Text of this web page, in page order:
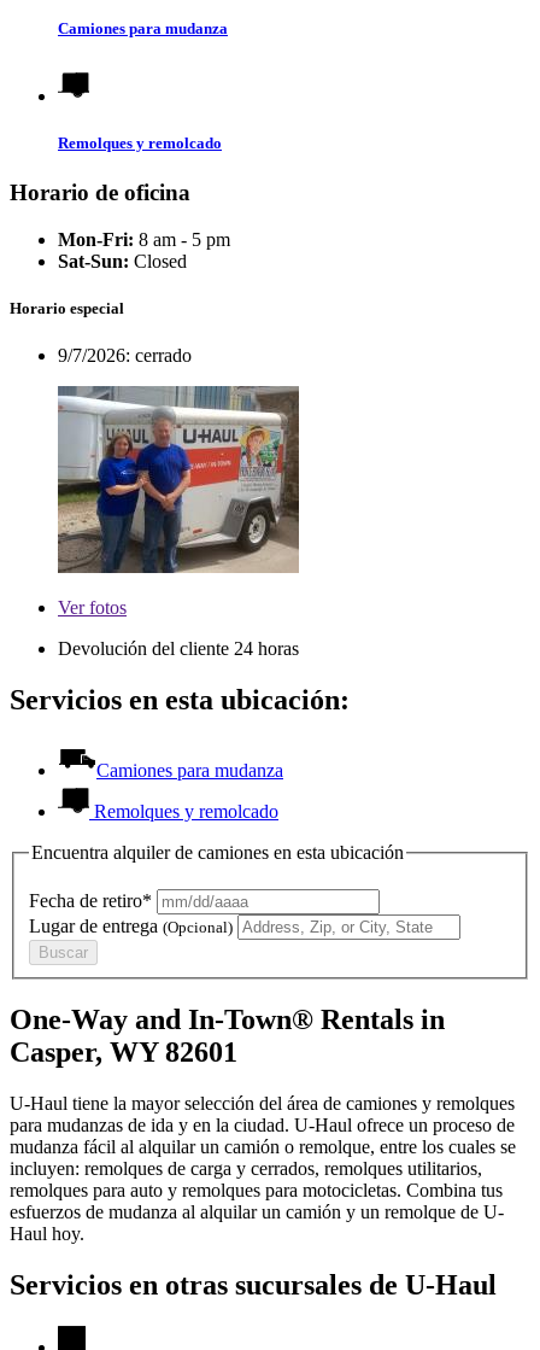
Camiones para mudanza
Remolques y remolcado
Horario de oficina
Mon-Fri: 8 am - 5 pm
Sat-Sun: Closed
Horario especial
9/7/2026: cerrado
Verfotos
Devolución del cliente 24 horas
Servicios en esta ubicación:
Camiones para mudanza
Remolques y remolcado
Encuentra alquiler de camiones en esta ubicación
Fecha de retiro*
Lugar de entrega (Opcional)
Buscar
One-Way and In-Town® Rentals in
Casper, WY 82601
U-Haul tiene la mayor selección del área de camiones y remolques
para mudanzas de ida y en la ciudad. U-Haul ofrece un proceso de
mudanza fácil al alquilar un camión o remolque, entre los cuales se
incluyen: remolques de carga y cerrados, remolques utilitarios,
remolques para auto y remolques para motocicletas. Combina tus
esfuerzos de mudanza al alquilar un camión y un remolque de U-
Haul hoy.
Servicios en otras sucursales de U-Haul